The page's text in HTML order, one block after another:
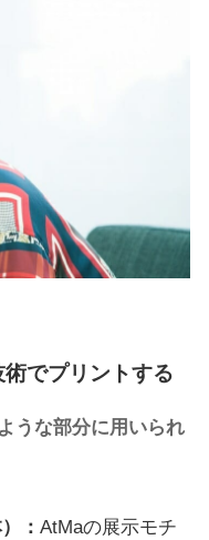
でプリントする
うな部分に用いられ
： AtMaの展示モチ